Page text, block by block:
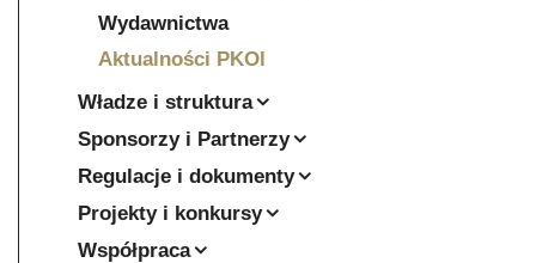
Wydawnictwa
Aktualności PKOl
Władze i struktura
Sponsorzy i Partnerzy
Regulacje i dokumenty
Projekty i konkursy
Współpraca